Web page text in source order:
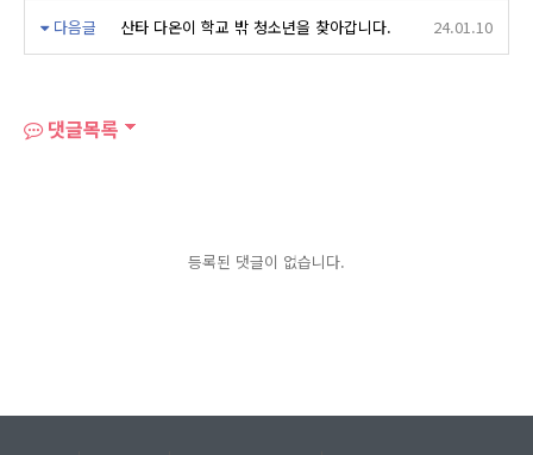
다음글 산타 다온이 학교 밖 청소년을 찾아갑니다. 24.01.10
댓글목록
등록된 댓글이 없습니다.